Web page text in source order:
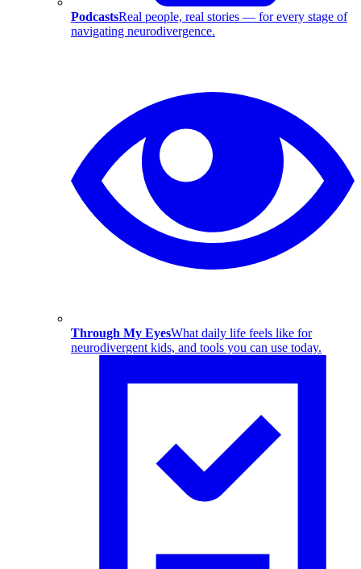
PodcastsReal people, real stories — for every stage of
navigating neurodivergence.
Through My EyesWhat daily life feels like for
neurodivergent kids, and tools you can use today.